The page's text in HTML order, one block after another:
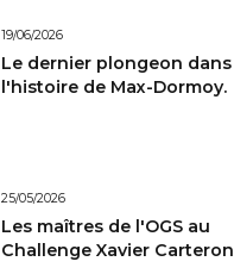
19/06/2026
Le dernier plongeon dans
l'histoire de Max-Dormoy.
25/05/2026
Les maîtres de l'OGS au
Challenge Xavier Carteron